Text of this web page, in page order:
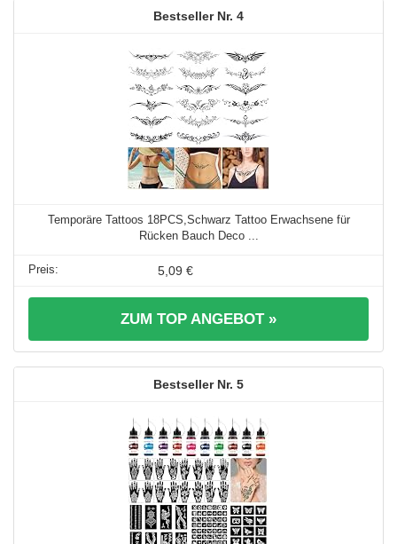
4
Temporäre Tattoos 18PCS,Schwarz Tattoo Erwachsene für
Rücken Bauch Deco ...
5,09 €
ZUM TOP ANGEBOT »
5